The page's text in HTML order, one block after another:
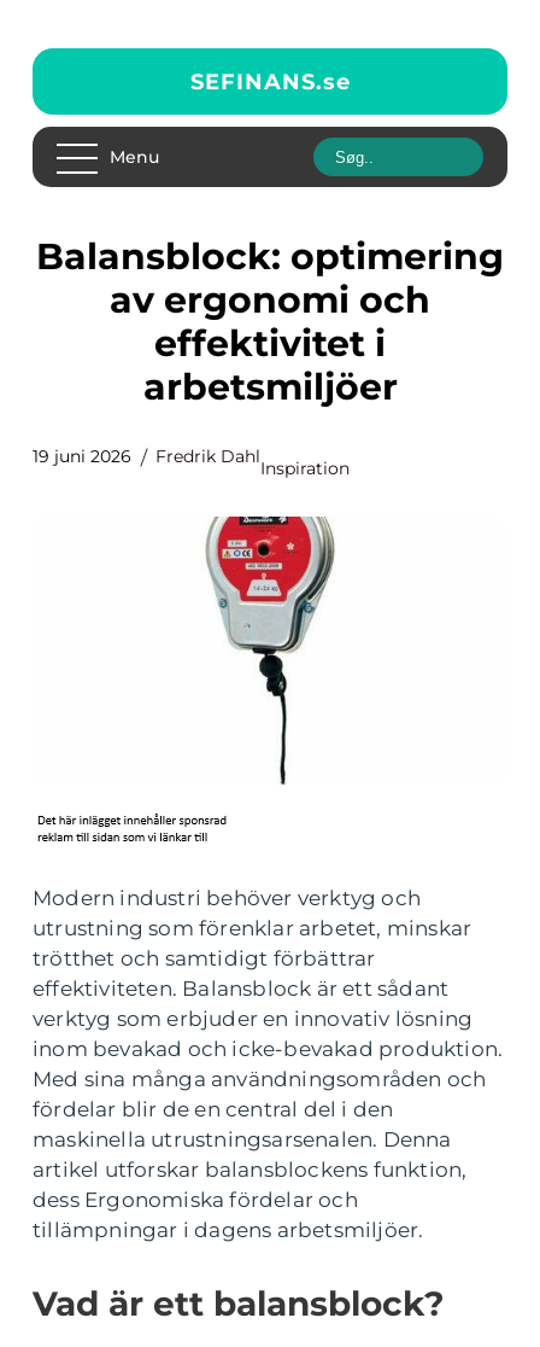
SEFINANS.se
Menu
Balansblock: optimering
av ergonomi och
effektivitet i
arbetsmiljöer
19 juni 2026 Fredrik Dahl
Inspiration
Modern industri behöver verktyg och
utrustning som förenklar arbetet, minskar
trötthet och samtidigt förbättrar
effektiviteten. Balansblock är ett sådant
verktyg som erbjuder en innovativ lösning
inom bevakad och icke-bevakad produktion.
Med sina många användningsområden och
fördelar blir de en central del i den
maskinella utrustningsarsenalen. Denna
artikel utforskar balansblockens funktion,
dess Ergonomiska fördelar och
tillämpningar i dagens arbetsmiljöer.
Vad är ett balansblock?